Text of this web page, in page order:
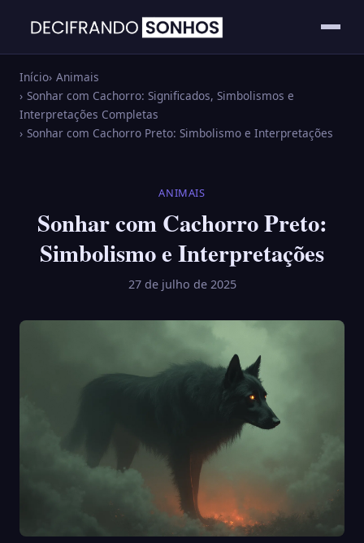
Início Animais
Sonhar com Cachorro: Significados, Simbolismos e
Interpretações Completas
Sonhar com Cachorro Preto: Simbolismo e Interpretações
ANIMAIS
Sonhar com Cachorro Preto:
Simbolismo e Interpretações
27 de julho de 2025